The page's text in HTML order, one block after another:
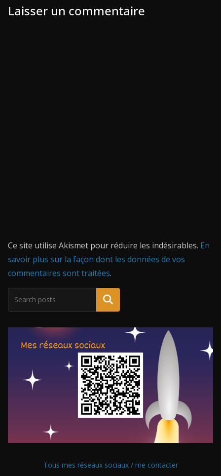
Laisser un commentaire
Ce site utilise Akismet pour réduire les indésirables. En
savoir plus sur la façon dont les données de vos
commentaires sont traitées.
Tous mes réseaux sociaux / me contacter